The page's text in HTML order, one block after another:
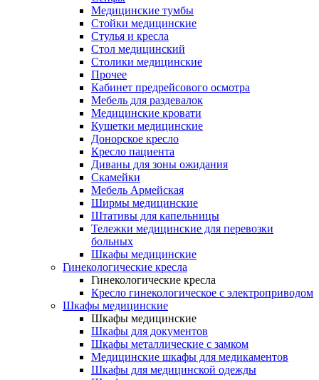
Медицинские тумбы
Стойки медицинские
Cтулья и кресла
Стол медицинский
Столики медицинские
Прочее
Кабинет предрейсового осмотра
Мебель для раздевалок
Медицинские кровати
Кушетки медицинские
Донорское кресло
Кресло пациента
Диваны для зоны ожидания
Скамейки
Мебель Армейская
Ширмы медицинские
Штативы для капельницы
Тележки медицинские для перевозки
больных
Шкафы медицинские
Гинекологические кресла
Гинекологические кресла
Кресло гинекологическое с электроприводом
Шкафы медицинские
Шкафы медицинские
Шкафы для документов
Шкафы металлические с замком
Медицинские шкафы для медикаментов
Шкафы для медицинской одежды